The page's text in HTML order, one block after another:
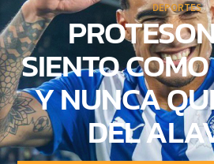
DEPORTES
SIENTO
Y NUNCA
DEL